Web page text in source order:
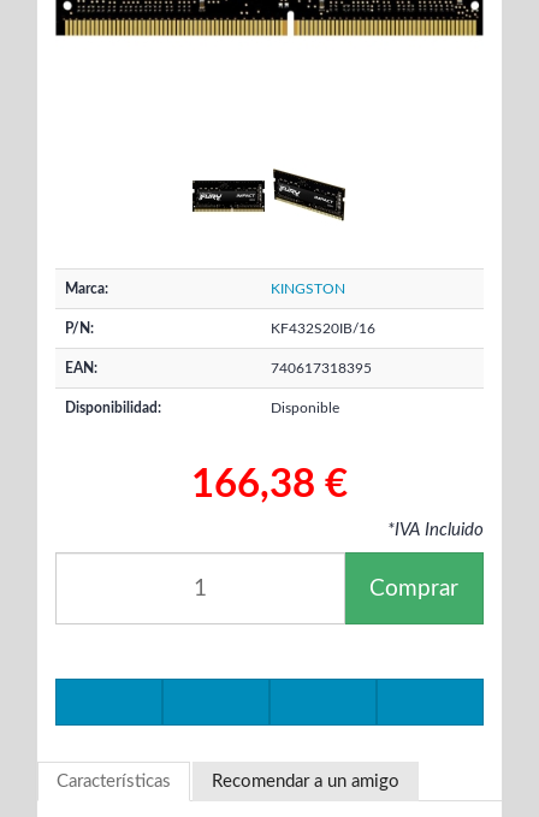
Marca: KINGSTON
P/N: KF432S20IB/16
EAN: 740617318395
Disponibilidad: Disponible
166,38 €
*IVA Incluido
Comprar
Características Recomendar a un amigo